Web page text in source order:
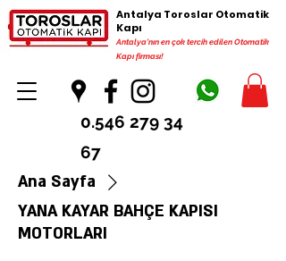
Antalya Toroslar Otomatik
Kapı
Antalya'nın en çok tercih edilen Otomatik
Kapı firması!
0.546 279 34
67
Ana Sayfa
YANA KAYAR BAHÇE KAPISI
MOTORLARI